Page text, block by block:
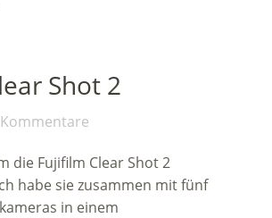
Shot 2
die Fujifilm Clear Shot 2
habe sie zusammen mit fünf
in einem